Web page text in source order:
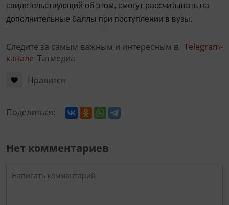
свидетельствующий об этом, смогут рассчитывать на
дополнительные баллы при поступлении в вузы.
Следите за самым важным и интересным в Telegram-
канале Татмедиа
Нравится
Поделиться:
Нет комментариев